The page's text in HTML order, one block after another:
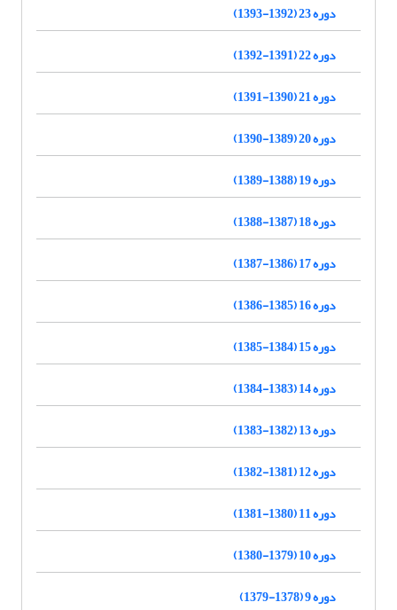
دوره 23 (1392-1393)
دوره 22 (1391-1392)
دوره 21 (1390-1391)
دوره 20 (1389-1390)
دوره 19 (1388-1389)
دوره 18 (1387-1388)
دوره 17 (1386-1387)
دوره 16 (1385-1386)
دوره 15 (1384-1385)
دوره 14 (1383-1384)
دوره 13 (1382-1383)
دوره 12 (1381-1382)
دوره 11 (1380-1381)
دوره 10 (1379-1380)
دوره 9 (1378-1379)